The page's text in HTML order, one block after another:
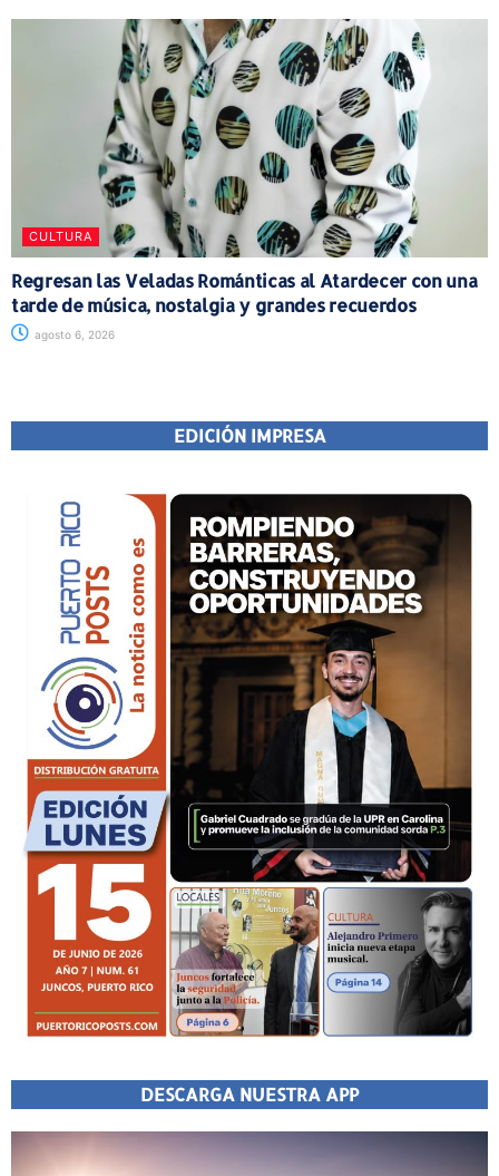
CULTURA
Regresan las Veladas Románticas al Atardecer con una
tarde de música, nostalgia y grandes recuerdos
agosto 6, 2026
EDICIÓN IMPRESA
DESCARGA NUESTRA APP